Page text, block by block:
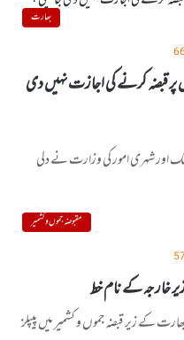
بھارت
قبضہ کرنے کی اجازت نہیں دی
اور شہری امور کی وزارت نے دلی
مقبوضہ جموں و کشمیر
خارجہ کے نام خط
کے زیر قبضہ جموں و کشمیر میں پیپلز